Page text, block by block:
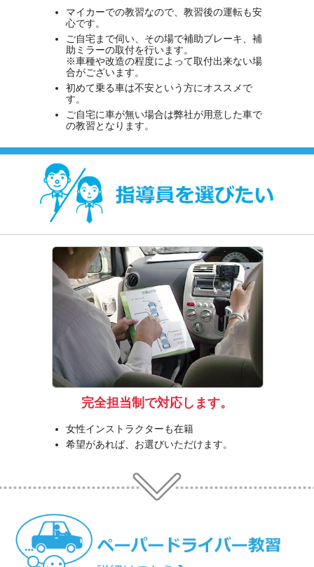
マイカーでの教習なので、教習後の運転も安
心です。
ご自宅まで伺い、その場で補助ブレーキ、補
助ミラーの取付を行います。
※車種や改造の程度によって取付出来ない場
合がございます。
初めて乗る車は不安という方にオススメで
す。
ご自宅に車が無い場合は弊社が用意した車で
の教習となります。
完全担当制で対応します。
女性インストラクターも在籍
希望があれば、お選びいただけます。